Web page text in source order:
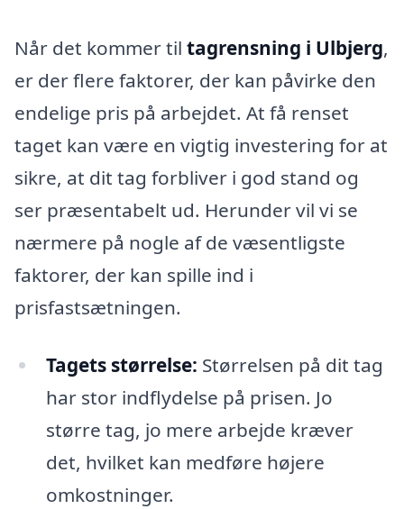
Når det kommer til tagrensning i Ulbjerg,
er der flere faktorer, der kan påvirke den
endelige pris på arbejdet. At få renset
taget kan være en vigtig investering for at
sikre, at dit tag forbliver i god stand og
ser præsentabelt ud. Herunder vil vi se
nærmere på nogle af de væsentligste
faktorer, der kan spille ind i
prisfastsætningen.
Tagets størrelse: Størrelsen på dit tag
har stor indflydelse på prisen. Jo
større tag, jo mere arbejde kræver
det, hvilket kan medføre højere
omkostninger.